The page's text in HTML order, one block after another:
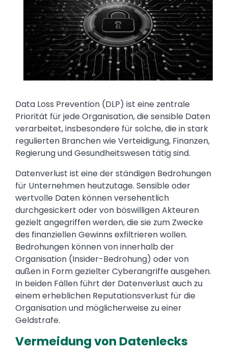
Text
Data Loss Prevention (DLP) ist eine zentrale
Priorität für jede Organisation, die sensible Daten
verarbeitet, insbesondere für solche, die in stark
regulierten Branchen wie Verteidigung, Finanzen,
Regierung und Gesundheitswesen tätig sind.
Datenverlust ist eine der ständigen Bedrohungen
für Unternehmen heutzutage. Sensible oder
wertvolle Daten können versehentlich
durchgesickert oder von böswilligen Akteuren
gezielt angegriffen werden, die sie zum Zwecke
des finanziellen Gewinns exfiltrieren wollen.
Bedrohungen können von innerhalb der
Organisation (Insider-Bedrohung) oder von
außen in Form gezielter Cyberangriffe ausgehen.
In beiden Fällen führt der Datenverlust auch zu
einem erheblichen Reputationsverlust für die
Organisation und möglicherweise zu einer
Geldstrafe.
Vermeidung von Datenlecks